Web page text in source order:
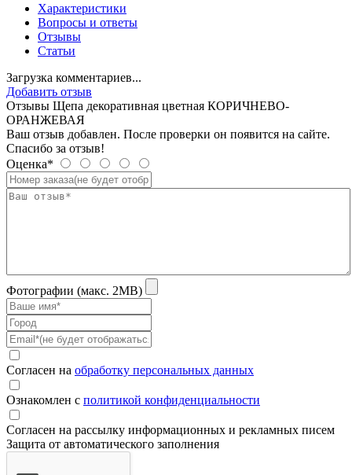
Характеристики
Вопросы и ответы
Отзывы
Статьи
Загрузка комментариев...
Добавить отзыв
Отзывы Щепа декоративная цветная КОРИЧНЕВО-
ОРАНЖЕВАЯ
Ваш отзыв добавлен. После проверки он появится на сайте.
Спасибо за отзыв!
Оценка*
Фотографии (макс. 2MB)
Согласен на обработку персональных данных
Ознакомлен с политикой конфиденциальности
Согласен на рассылку информационных и рекламных писем
Защита от автоматического заполнения